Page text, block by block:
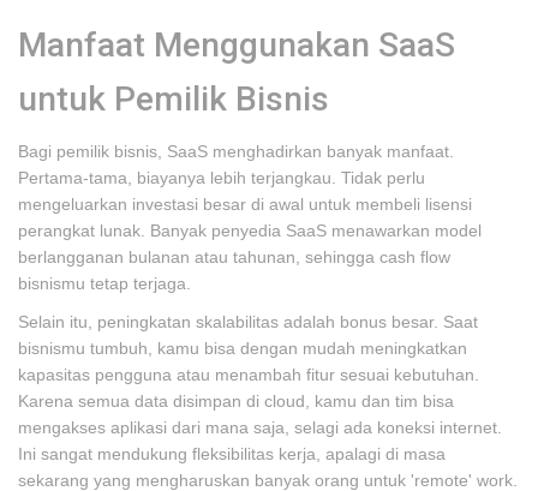
Manfaat Menggunakan SaaS
untuk Pemilik Bisnis
Bagi pemilik bisnis, SaaS menghadirkan banyak manfaat.
Pertama-tama, biayanya lebih terjangkau. Tidak perlu
mengeluarkan investasi besar di awal untuk membeli lisensi
perangkat lunak. Banyak penyedia SaaS menawarkan model
berlangganan bulanan atau tahunan, sehingga cash flow
bisnismu tetap terjaga.
Selain itu, peningkatan skalabilitas adalah bonus besar. Saat
bisnismu tumbuh, kamu bisa dengan mudah meningkatkan
kapasitas pengguna atau menambah fitur sesuai kebutuhan.
Karena semua data disimpan di cloud, kamu dan tim bisa
mengakses aplikasi dari mana saja, selagi ada koneksi internet.
Ini sangat mendukung fleksibilitas kerja, apalagi di masa
sekarang yang mengharuskan banyak orang untuk 'remote' work.